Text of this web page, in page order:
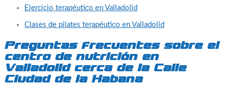
Ejercicio terapéutico en Valladolid
Clases de pilates terapéutico en Valladolid
Preguntas frecuentes sobre el
centro de nutrición en
Valladolid cerca de la Calle
Ciudad de la Habana